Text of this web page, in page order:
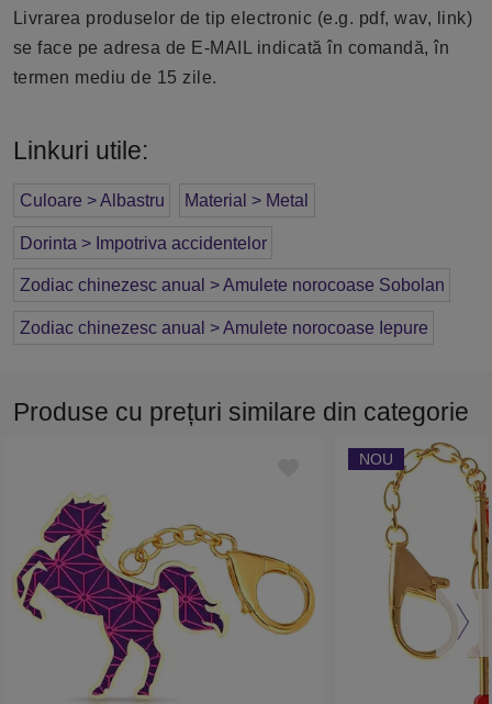
Livrarea produselor de tip electronic (e.g. pdf, wav, link)
se face pe adresa de E-MAIL indicată în comandă, în
termen mediu de 15 zile.
Linkuri utile:
Culoare > Albastru Material > Metal
Dorinta > Impotriva accidentelor
Zodiac chinezesc anual > Amulete norocoase Sobolan
Zodiac chinezesc anual > Amulete norocoase Iepure
Produse cu prețuri similare din categorie
NOU